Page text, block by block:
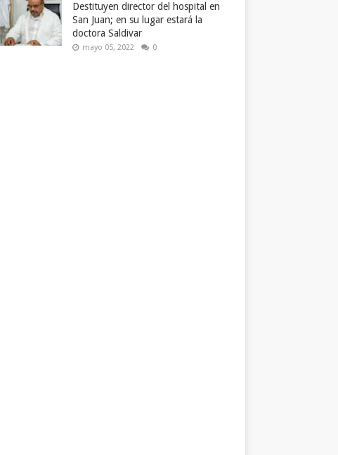
Destituyen director del hospital en
San Juan; en su lugar estará la
doctora Saldivar
mayo 05, 2022 0